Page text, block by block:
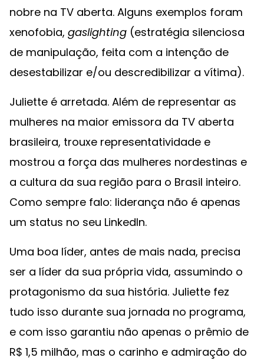
nobre na TV aberta. Alguns exemplos foram
xenofobia, gaslighting (estratégia silenciosa
de manipulação, feita com a intenção de
desestabilizar e/ou descredibilizar a vítima).
Juliette é arretada. Além de representar as
mulheres na maior emissora da TV aberta
brasileira, trouxe representatividade e
mostrou a força das mulheres nordestinas e
a cultura da sua região para o Brasil inteiro.
Como sempre falo: liderança não é apenas
um status no seu LinkedIn.
Uma boa líder, antes de mais nada, precisa
ser a líder da sua própria vida, assumindo o
protagonismo da sua história. Juliette fez
tudo isso durante sua jornada no programa,
e com isso garantiu não apenas o prêmio de
R$ 1,5 milhão, mas o carinho e admiração do